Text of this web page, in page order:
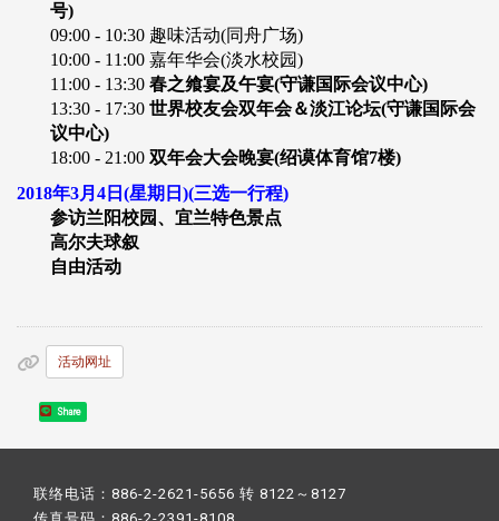
号)
09:00 - 10:30 趣味活动(同舟广场)
10:00 - 11:00 嘉年华会(淡水校园)
11:00 - 13:30 春之飨宴及午宴(守谦国际会议中心)
13:30 - 17:30 世界校友会双年会＆淡江论坛(守谦国际会
议中心)
18:00 - 21:00 双年会大会晚宴(绍谟体育馆7楼)
2018年3月4日(星期日)(三选一行程)
参访兰阳校园、宜兰特色景点
高尔夫球叙
自由活动
活动网址
Share
联络电话：886-2-2621-5656 转 8122～8127